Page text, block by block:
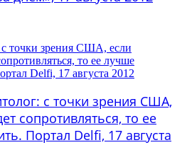
с точки зрения США,
сопротивляться, то ее
Портал Delfi, 17 августа